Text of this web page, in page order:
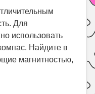
Для
использовать
Найдите в
магнитностью,